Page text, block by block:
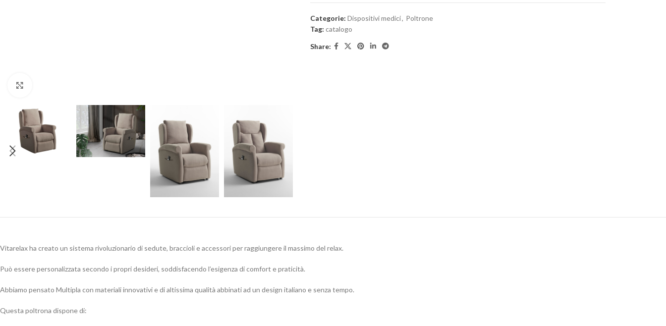
Categorie: Dispositivi medici, Poltrone
Tag: catalogo
Share:
Vitarelax ha creato un sistema rivoluzionario di sedute, braccioli e accessori per raggiungere il massimo del relax.
Può essere personalizzata secondo i propri desideri, soddisfacendo l’esigenza di comfort e praticità.
Abbiamo pensato Multipla con materiali innovativi e di altissima qualità abbinati ad un design italiano e senza tempo.
Questa poltrona dispone di: